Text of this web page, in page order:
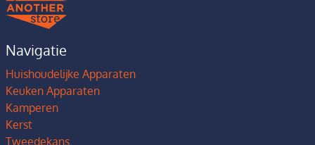
Navigatie
Huishoudelijke Apparaten
Keuken Apparaten
Kamperen
Kerst
Tweedekans